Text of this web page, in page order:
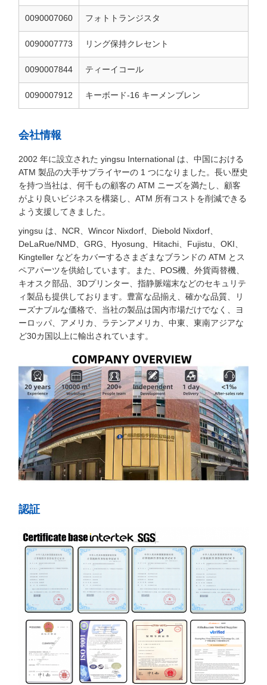
0090007060 フォトトランジスタ
0090007773 リング保持クレセント
0090007844 ティーイコール
0090007912 キーボード-16 キーメンブレン
会社情報
2002 年に設立された yingsu International は、中国における
ATM 製品の大手サプライヤーの 1 つになりました。長い歴史
を持つ当社は、何千もの顧客の ATM ニーズを満たし、顧客
がより良いビジネスを構築し、ATM 所有コストを削減できる
よう支援してきました。
yingsu は、NCR、Wincor Nixdorf、Diebold Nixdorf、
DeLaRue/NMD、GRG、Hyosung、Hitachi、Fujistu、OKI、
Kingteller などをカバーするさまざまなブランドの ATM とス
ペアパーツを供給しています。また、POS機、外貨両替機、
キオスク部品、3Dプリンター、指静脈端末などのセキュリテ
ィ製品も提供しております。豊富な品揃え、確かな品質、リ
ーズナブルな価格で、当社の製品は国内市場だけでなく、ヨ
ーロッパ、アメリカ、ラテンアメリカ、中東、東南アジアな
ど30カ国以上に輸出されています。
認証